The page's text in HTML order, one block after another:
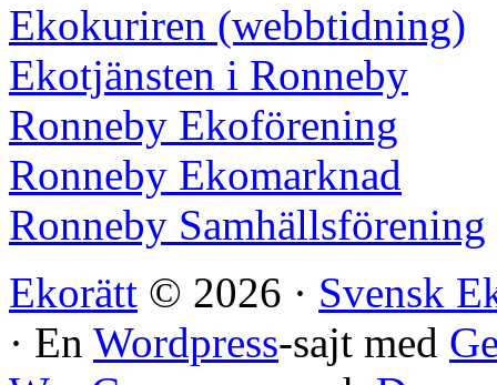
Ekokuriren (webbtidning)
Ekotjänsten i Ronneby
Ronneby Ekoförening
Ronneby Ekomarknad
Ronneby Samhällsförening
Ekorätt © 2026 · Svensk
· En Wordpress-sajt med